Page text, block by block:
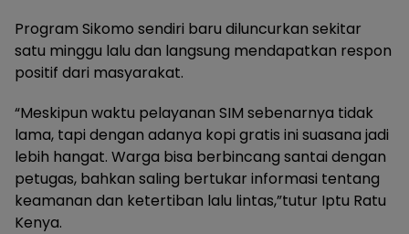
Program Sikomo sendiri baru diluncurkan sekitar
satu minggu lalu dan langsung mendapatkan respon
positif dari masyarakat.
“Meskipun waktu pelayanan SIM sebenarnya tidak
lama, tapi dengan adanya kopi gratis ini suasana jadi
lebih hangat. Warga bisa berbincang santai dengan
petugas, bahkan saling bertukar informasi tentang
keamanan dan ketertiban lalu lintas,”tutur Iptu Ratu
Kenya.